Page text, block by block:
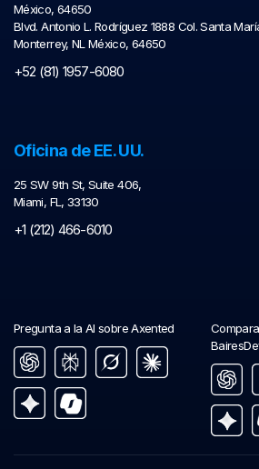
México, 64650
Blvd. Antonio L. Rodríguez 1888 Col. Santa
Monterrey, NL México, 64650
+52 (81) 1957-6080
Oficina de EE. UU.
25 SW 9th St, Suite 406,
Miami, FL, 33130
+1 (212) 466-6010
Pregunta a la AI sobre Axented